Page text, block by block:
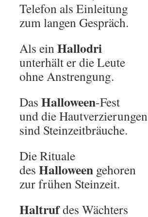
Telefon als Einleitung
zum langen Gespräch.
Als einHallodri
unterhält er die Leute
ohne Anstrengung.
Das Halloween-Fest
und die Hautverzierungen
sind Steinzeitbräuche.
Die Rituale
des Halloween gehoren
zur frühen Steinzeit.
Haltrufdes Wächters